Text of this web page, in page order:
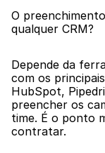
O
qualquer CRM?
Depende da
com os
HubSpot,
preencher os
time. É o ponto
contratar.